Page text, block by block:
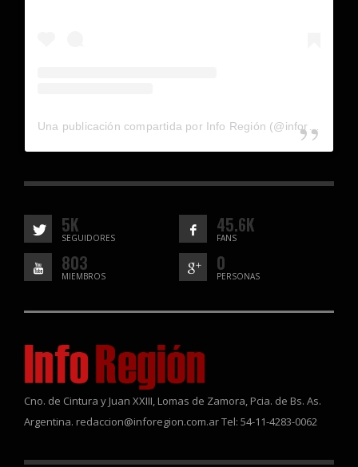
5K
SEGUIDORES
45.6K
FANS
803
MIEMBROS
0
PERSONAS
Cno. de Cintura y Juan XXIII, Lomas de Zamora, Pcia. de Bs. As.
Argentina. redaccion@inforegion.com.ar Tel: 54-11-4283-0062